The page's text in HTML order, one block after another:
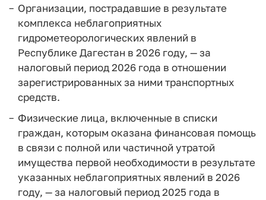
Организации, пострадавшие в результате
комплекса неблагоприятных
гидрометеорологических явлений в
Республике Дагестан в 2026 году, — за
налоговый период 2026 года в отношении
зарегистрированных за ними транспортных
средств.
Физические лица, включенные в списки
граждан, которым оказана финансовая помощь
в связи с полной или частичной утратой
имущества первой необходимости в результате
указанных неблагоприятных явлений в 2026
году, — за налоговый период 2025 года в